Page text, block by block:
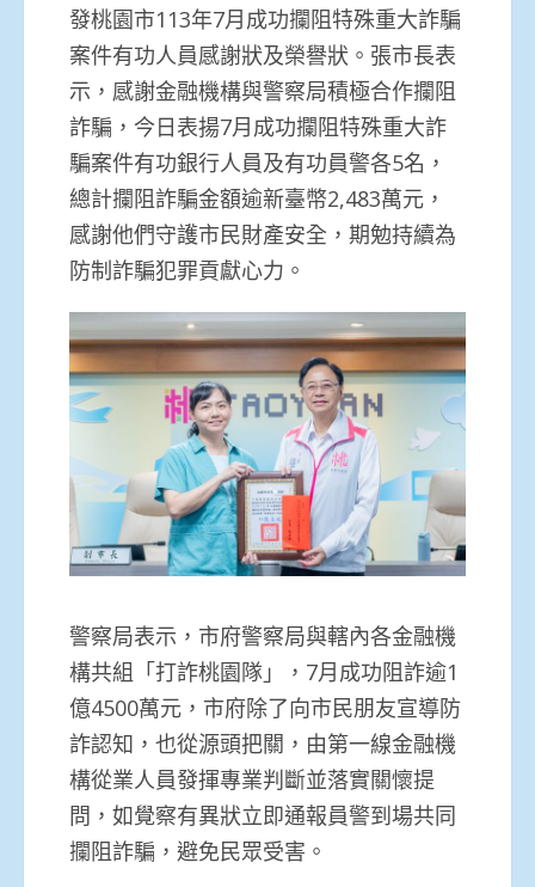
發桃園市113年7月成功攔阻特殊重大詐騙
案件有功人員感謝狀及榮譽狀。張市長表
示，感謝金融機構與警察局積極合作攔阻
詐騙，今日表揚7月成功攔阻特殊重大詐
騙案件有功銀行人員及有功員警各5名，
總計攔阻詐騙金額逾新臺幣2,483萬元，
感謝他們守護市民財產安全，期勉持續為
防制詐騙犯罪貢獻心力。
警察局表示，市府警察局與轄內各金融機
構共組「打詐桃園隊」，7月成功阻詐逾1
億4500萬元，市府除了向市民朋友宣導防
詐認知，也從源頭把關，由第一線金融機
構從業人員發揮專業判斷並落實關懷提
問，如覺察有異狀立即通報員警到場共同
攔阻詐騙，避免民眾受害。